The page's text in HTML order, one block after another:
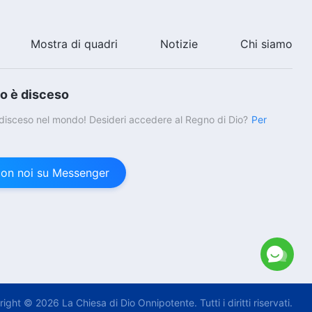
Mostra di quadri Notizie Chi siamo
è disceso
nel mondo! Desideri accedere al Regno di Dio? Per
noi su Messenger
© 2026 La Chiesa di Dio Onnipotente. Tutti i diritti riservati.